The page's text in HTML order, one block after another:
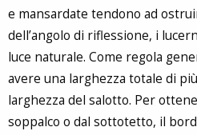
e mansardate tendono ad
dell’angolo di riflessione, i
luce naturale. Come regola
avere una larghezza totale di
larghezza del salotto. Per
soppalco o dal sottotetto, il